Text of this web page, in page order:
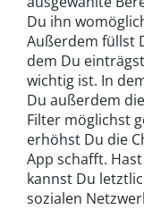
Du ihn
Außerdem füllst
dem Du
wichtig ist. In
Du außerdem
Filter möglichst
erhöhst Du die
App schafft.
kannst Du
sozialen